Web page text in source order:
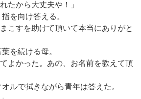
たから大丈夫や！」
を向け答える。
こすを助けて頂いて本当にありがと
を続ける母。
よかった。あの、お名前を教えて頂
ルで拭きながら青年は答えた。